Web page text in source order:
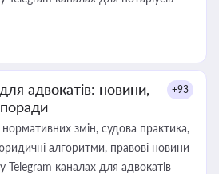
адвокатів: новини,
+93
змін, судова практика,
алгоритми, правові новини
каналах для адвокатів